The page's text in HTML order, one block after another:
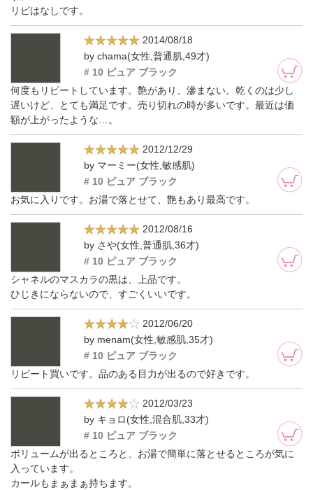
リピはなしです。
2014/08/18
by chama(女性,普通肌,49才)
# 10 ピュア ブラック
何度もリピートしています。艶があり、滲まない。乾くのは少し
遅いけど、とても満足です。売り切れの時が多いです。最近は価
額が上がったような…。
2012/12/29
by マーミー(女性,敏感肌)
# 10 ピュア ブラック
お気に入りです。お湯で落とせて、艶もあり最高です。
2012/08/16
by さや(女性,普通肌,36才)
# 10 ピュア ブラック
シャネルのマスカラの黒は、上品です。
ひじきにならないので、すごくいいです。
2012/06/20
by menam(女性,敏感肌,35才)
# 10 ピュア ブラック
リピート買いです。品のある目力が出るので好きです。
2012/03/23
by キョロ(女性,混合肌,33才)
# 10 ピュア ブラック
ボリュームが出るところと、お湯で簡単に落とせるところが気に
入っています。
カールもまぁまぁ持ちます。